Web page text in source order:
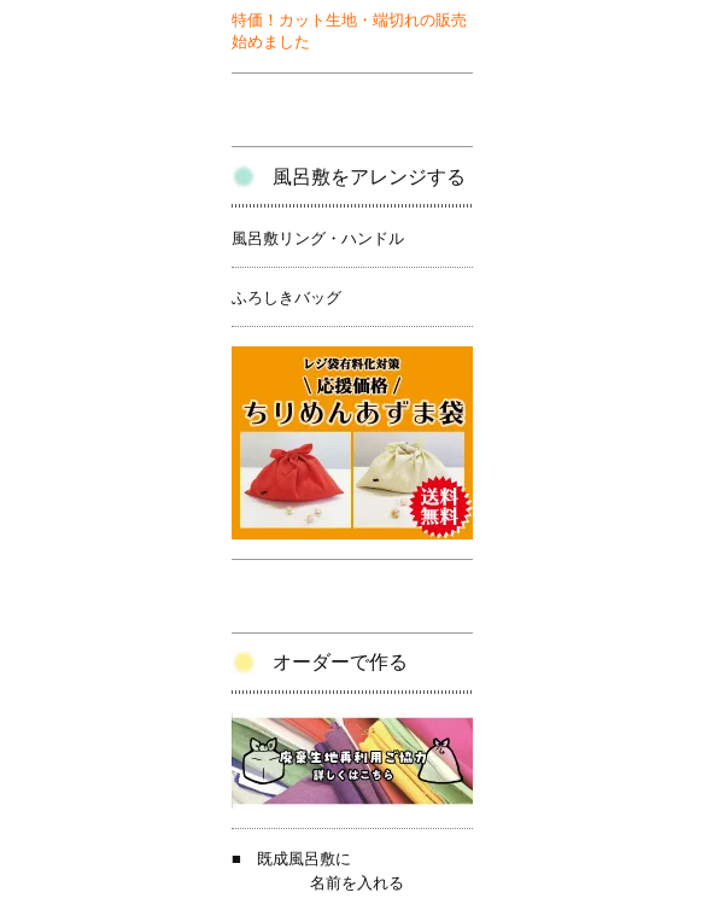
特価！カット生地・端切れの販売
始めました
風呂敷をアレンジする
風呂敷リング・ハンドル
ふろしきバッグ
オーダーで作る
■ 既成風呂敷に
名前を入れる